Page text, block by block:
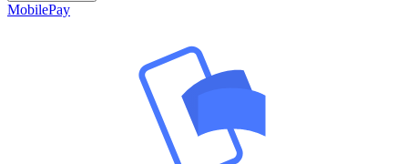
MobilePay